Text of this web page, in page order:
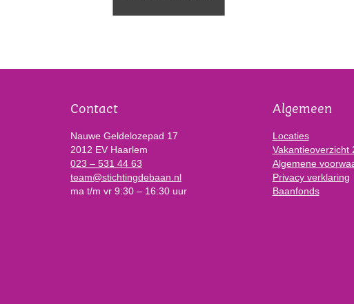
Contact
Nauwe Geldelozepad 17
2012 EV Haarlem
023 – 531 44 63
team@stichtingdebaan.nl
ma t/m vr 9:30 – 16:30 uur
Algemeen
Locaties
Vakantieoverzicht
Algemene
Privacy verklaring
Baanfonds